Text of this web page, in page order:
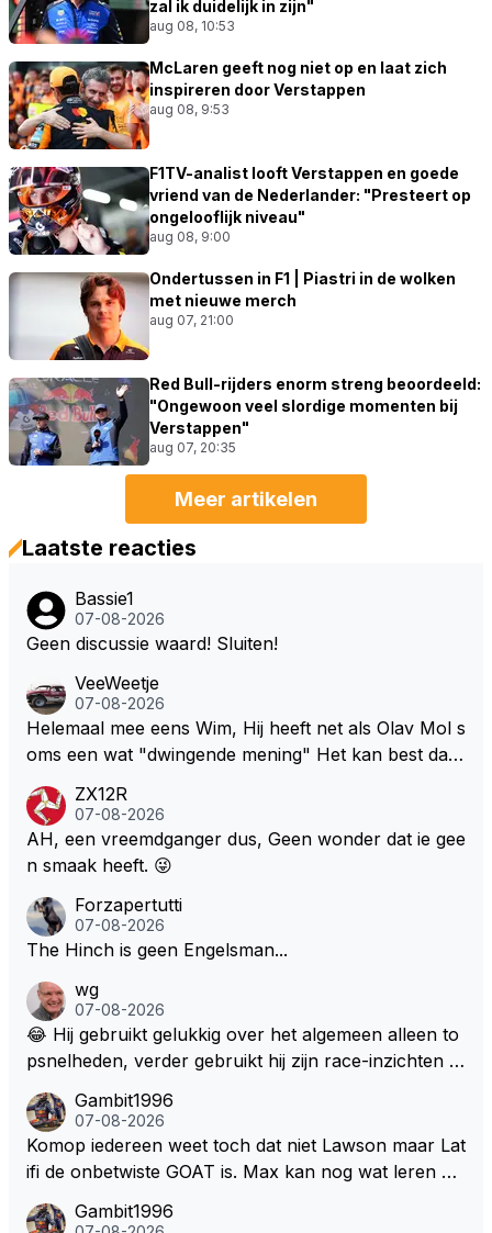
zal ik duidelijk in zijn"
aug 08, 10:53
McLaren geeft nog niet op en laat zich
inspireren door Verstappen
aug 08, 9:53
F1TV-analist looft Verstappen en goede
vriend van de Nederlander: "Presteert op
ongelooflijk niveau"
aug 08, 9:00
Ondertussen in F1 | Piastri in de wolken
met nieuwe merch
aug 07, 21:00
Red Bull-rijders enorm streng beoordeeld:
"Ongewoon veel slordige momenten bij
Verstappen"
aug 07, 20:35
Meer artikelen
Laatste reacties
Bassie1
07-08-2026
Geen discussie waard! Sluiten!
VeeWeetje
07-08-2026
Helemaal mee eens Wim, Hij heeft net als Olav Mol s
oms een wat "dwingende mening" Het kan best dat
l bij Windsor op te roepen. Maar in een tijd zonder r
aces zijn dit leuke berichtjes
ZX12R
07-08-2026
AH, een vreemdganger dus, Geen wonder dat ie gee
n smaak heeft. 😜
Forzapertutti
07-08-2026
The Hinch is geen Engelsman...
wg
07-08-2026
😂 Hij gebruikt gelukkig over het algemeen alleen to
psnelheden, verder gebruikt hij zijn race-inzichten q
een bocht zegt helemaal niets, dus wat dat betreft h
eeft hij sowieso gelijk 😂.
Gambit1996
07-08-2026
Komop iedereen weet toch dat niet Lawson maar Lat
ifi de onbetwiste GOAT is. Max kan nog wat leren va
milton, hahahaha. Latifi pakt ze allemaal met de oge
Gambit1996